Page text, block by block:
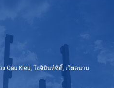
Cau Kieu, โฮจิมินห์ซิตี้, เวียดนาม